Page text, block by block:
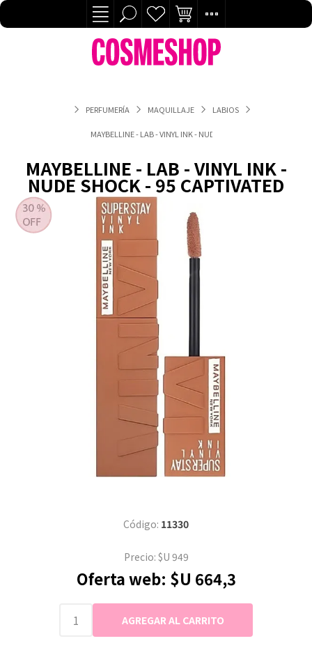
PERFUMERÍA MAQUILLAJE LABIOS
MAYBELLINE - LAB - VINYL INK - NUDE SHOCK - 95 CAPTIVATED
MAYBELLINE - LAB - VINYL INK -
NUDE SHOCK - 95 CAPTIVATED
Código: 11330
Precio: $U 949
Oferta web: $U 664,3